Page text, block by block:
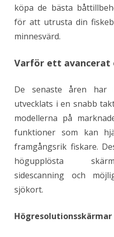
köpa de bästa
för att utrusta din
minnesvärd.
Varför ett avancerat
De senaste åren har
utvecklats i en snabb
modellerna på
funktioner som kan
framgångsrik fiskare.
högupplösta
sidescanning och
sjökort.
Högresolutionsskärmar